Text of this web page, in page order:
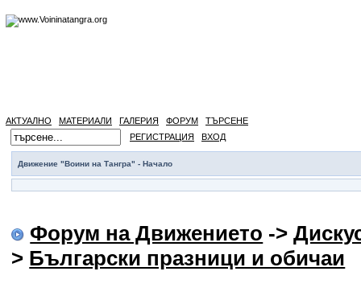
АКТУАЛНО МАТЕРИАЛИ ГАЛЕРИЯ ФОРУМ
ТЪРСЕНЕ
РЕГИСТРАЦИЯ
ВХОД
Движение "Воини на Тангра" - Начало
Форум на Движението ->
> Български празници и обичаи